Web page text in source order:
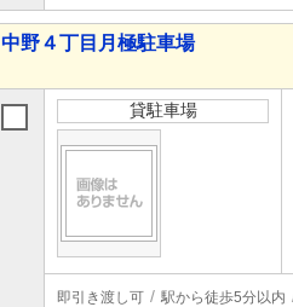
中野４丁目月極駐車場
貸駐車場
即引き渡し可 駅から徒歩5分以内